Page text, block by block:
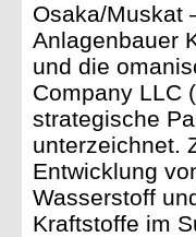
Osaka/Muskat
Anlagenbauer
und die
Company LLC
strategische
unterzeichnet.
Entwicklung
Wasserstoff
Kraftstoffe im